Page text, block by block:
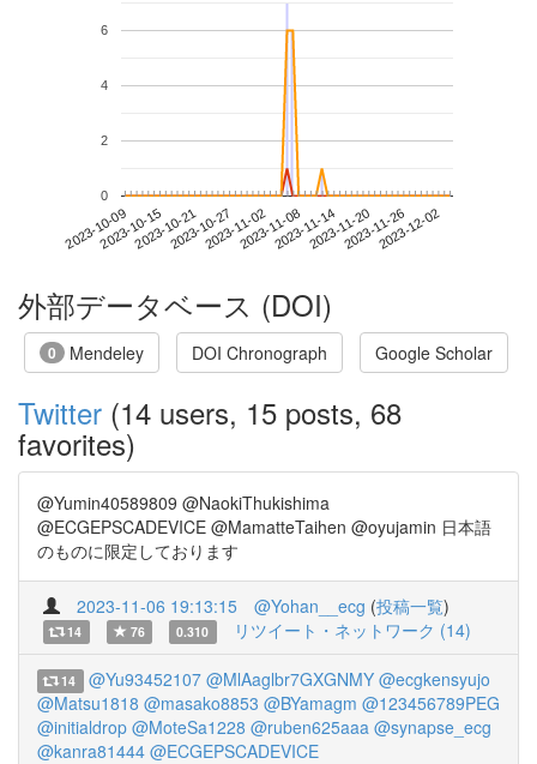
2023-10-092023-10-152023-10-212023-10-272023-11-022023-11-082023-11-142023-11-202023-11-262023-12-02
0
2
4
6
外部データベース (DOI)
0 Mendeley DOI Chronograph Google Scholar
Twitter (14 users, 15 posts, 68
favorites)
@Yumin40589809 @NaokiThukishima
@ECGEPSCADEVICE @MamatteTaihen @oyujamin 日本語
のものに限定しております
2023-11-06 19:13:15 @Yohan__ecg (投稿一覧)
14 76 0.310 リツイート・ネットワーク (14)
14 @Yu93452107 @MlAaglbr7GXGNMY @ecgkensyujo
@Matsu1818 @masako8853 @BYamagm @123456789PEG
@initialdrop @MoteSa1228 @ruben625aaa @synapse_ecg
@kanra81444 @ECGEPSCADEVICE